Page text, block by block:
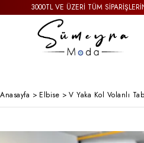
3000TL VE ÜZERİ TÜM
Anasayfa > Elbise > V Yaka Kol Volanlı